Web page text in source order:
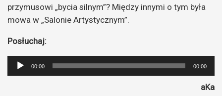
przymusowi „bycia silnym”? Między innymi o tym była
mowa w „Salonie Artystycznym”.
Posłuchaj:
Odtwarzacz
plików
00:00 00:00
aKa